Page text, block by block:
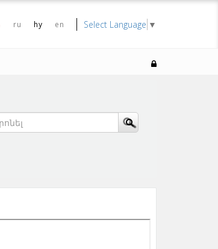
ru hy en Select Language ▼